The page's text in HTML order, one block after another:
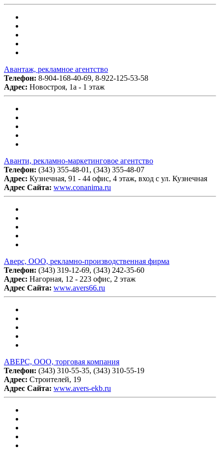
Авантаж, рекламное агентство
Телефон: 8-904-168-40-69, 8-922-125-53-58
Адрес: Новостроя, 1а - 1 этаж
Аванти, рекламно-маркетинговое агентство
Телефон: (343) 355-48-01, (343) 355-48-07
Адрес: Кузнечная, 91 - 44 офис, 4 этаж, вход с ул. Кузнечная
Адрес Сайта: www.conanima.ru
Аверс, ООО, рекламно-производственная фирма
Телефон: (343) 319-12-69, (343) 242-35-60
Адрес: Нагорная, 12 - 223 офис, 2 этаж
Адрес Сайта: www.avers66.ru
АВЕРС, ООО, торговая компания
Телефон: (343) 310-55-35, (343) 310-55-19
Адрес: Строителей, 19
Адрес Сайта: www.avers-ekb.ru